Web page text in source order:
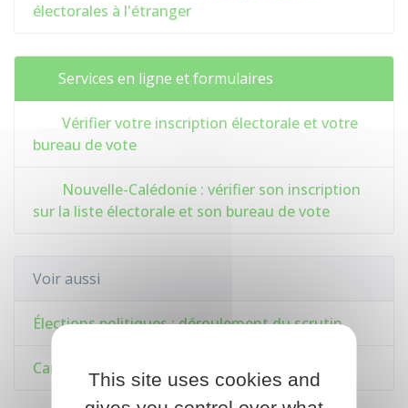
électorales à l'étranger
Services en ligne et formulaires
Vérifier votre inscription électorale et votre
bureau de vote
Nouvelle-Calédonie : vérifier son inscription
sur la liste électorale et son bureau de vote
Voir aussi
Élections politiques : déroulement du scrutin
Carte électorale
This site uses cookies and